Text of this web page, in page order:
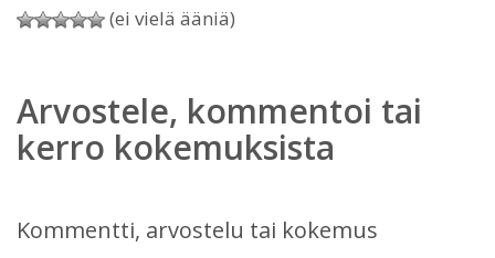
(ei vielä ääniä)
Arvostele, kommentoi tai
kerro kokemuksista
Kommentti, arvostelu tai kokemus